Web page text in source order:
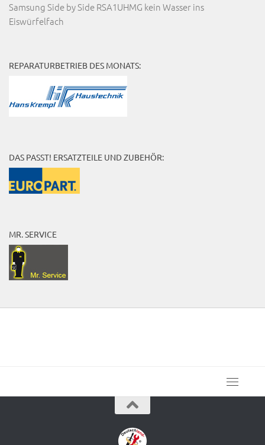
Samsung Side by Side RSA1UHMG kein Wasser ins
Eiswürfelfach
REPARATURBETRIEB DES MONATS:
DAS PASST! ERSATZTEILE UND ZUBEHÖR:
MR. SERVICE